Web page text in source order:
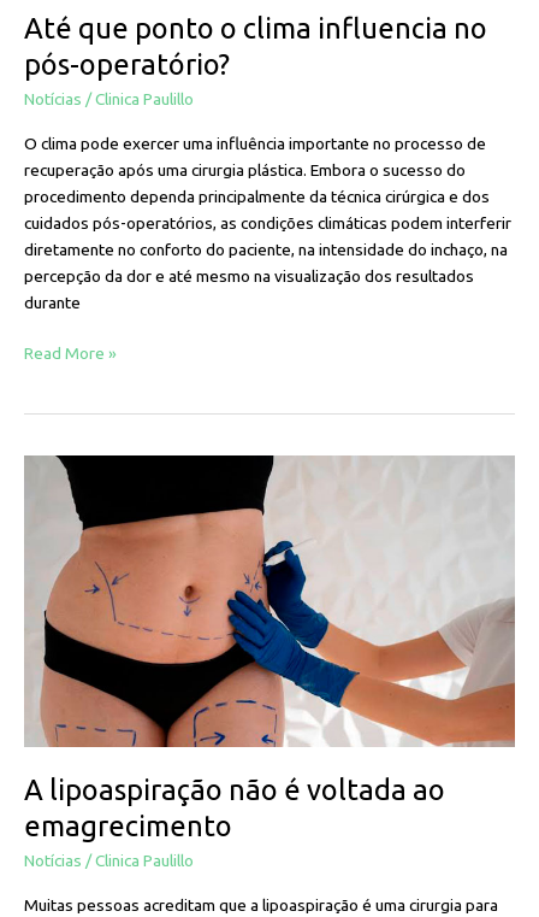
Até que ponto o clima influencia no
pós-operatório?
Notícias /Clinica Paulillo
O clima pode exercer uma influência importante no processo de
recuperação após uma cirurgia plástica. Embora o sucesso do
procedimento dependa principalmente da técnica cirúrgica e dos
cuidados pós-operatórios, as condições climáticas podem interferir
diretamente no conforto do paciente, na intensidade do inchaço, na
percepção da dor e até mesmo na visualização dos resultados
durante
Read More »
A lipoaspiração não é voltada ao
emagrecimento
Notícias /Clinica Paulillo
Muitas pessoas acreditam que a lipoaspiração é uma cirurgia para
lipoaspiração
voltada
emagrecimento